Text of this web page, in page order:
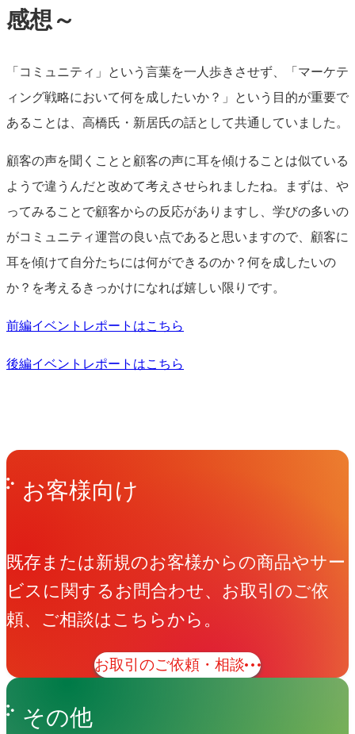
感想～
「コミュニティ」という言葉を一人歩きさせず、「マーケテ
ィング戦略において何を成したいか？」という目的が重要で
あることは、高橋氏・新居氏の話として共通していました。
顧客の声を聞くことと顧客の声に耳を傾けることは似ている
ようで違うんだと改めて考えさせられましたね。まずは、や
ってみることで顧客からの反応がありますし、学びの多いの
がコミュニティ運営の良い点であると思いますので、顧客に
耳を傾けて自分たちには何ができるのか？何を成したいの
か？を考えるきっかけになれば嬉しい限りです。
前編イベントレポートはこちら
後編イベントレポートはこちら
Get in Touchお問い合わせ
お客様向け
既存または新規のお客様からの商品やサー
ビスに関するお問合わせ、お取引のご依
頼、ご相談はこちらから。
お取引のご依頼・相談
その他